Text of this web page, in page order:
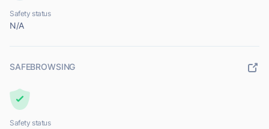
Safety status
N/A
SAFEBROWSING
Safety status